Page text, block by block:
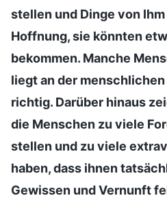
stellen und Dinge von
Hoffnung, sie könnten
bekommen. Manche
liegt an der menschlichen
richtig. Darüber hinaus
die Menschen zu viele
stellen und zu viele
haben, dass ihnen
Gewissen und Vernunft